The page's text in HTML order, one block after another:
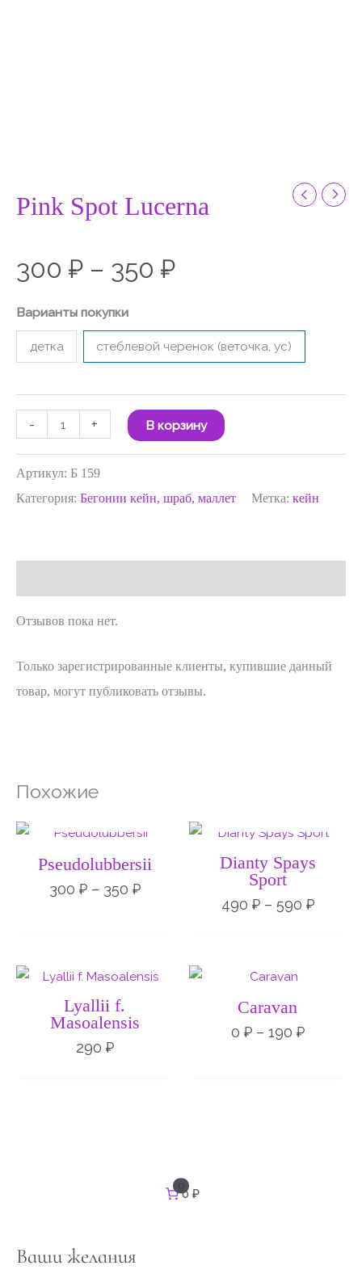
Pink Spot Lucerna
300 ₽ – 350 ₽
Варианты покупки
детка стеблевой черенок (веточка, ус)
- + В корзину
Артикул: Б 159
Категория: Бегонии кейн, шраб, маллет Метка: кейн
Отзывов пока нет.
Только зарегистрированные клиенты, купившие данный
товар, могут публиковать отзывы.
Похожие
Pseudolubbersii
300 ₽ – 350 ₽
Диапазон
цен:
300 ₽
–
350 ₽
Dianty Spays
Sport
490 ₽ – 590 ₽
цен:
490 ₽
–
Lyallii f.
Masoalensis
290 ₽
Caravan
0 ₽ – 190 ₽190 ₽
0
0 ₽
Ваши желания
ь
: